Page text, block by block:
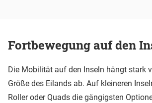
Fortbewegung auf den
Die Mobilität auf den Inseln hängt stark
Größe des Eilands ab. Auf kleineren
Roller oder Quads die gängigsten